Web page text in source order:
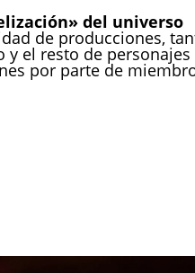
del universo
de producciones,
y el resto de personajes
por parte de